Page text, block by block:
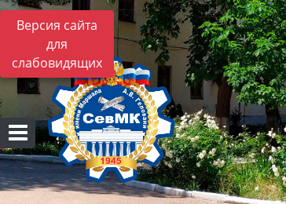
Версия сайта
для
слабовидящих